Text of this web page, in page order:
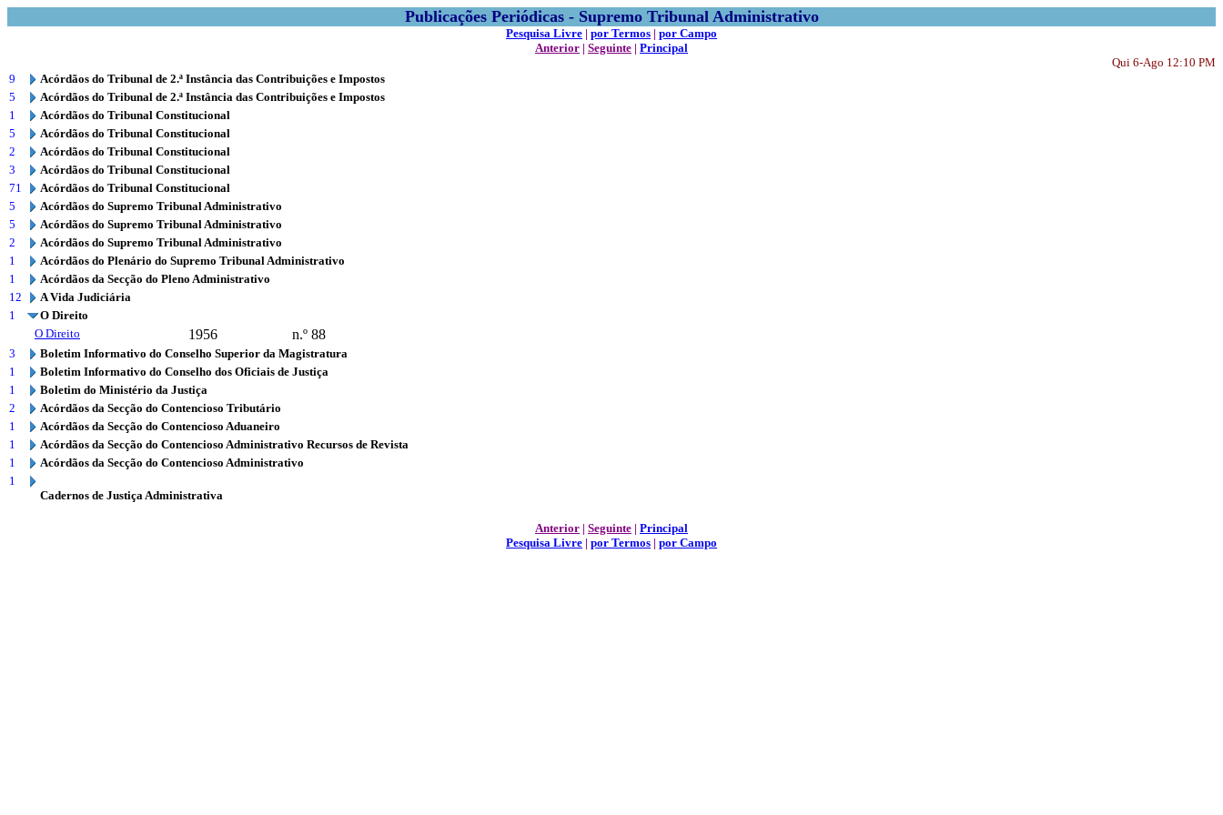
Publicações Periódicas - Supremo Tribunal Administrativo
Pesquisa Livre | por Termos | por Campo
Anterior | Seguinte | Principal
Qui 6-Ago 12:10 PM
9
Acórdãos do Tribunal de 2.ª Instância das Contribuições e Impostos
5
Acórdãos do Tribunal de 2.ª Instância das Contribuições e Impostos
1
Acórdãos do Tribunal Constitucional
5
Acórdãos do Tribunal Constitucional
2
Acórdãos do Tribunal Constitucional
3
Acórdãos do Tribunal Constitucional
71
Acórdãos do Tribunal Constitucional
5
Acórdãos do Supremo Tribunal Administrativo
5
Acórdãos do Supremo Tribunal Administrativo
2
Acórdãos do Supremo Tribunal Administrativo
1
Acórdãos do Plenário do Supremo Tribunal Administrativo
1
Acórdãos da Secção do Pleno Administrativo
12
A Vida Judiciária
1
O Direito
O Direito
1956 n.º 88
3
Boletim Informativo do Conselho Superior da Magistratura
1
Boletim Informativo do Conselho dos Oficiais de Justiça
1
Boletim do Ministério da Justiça
2
Acórdãos da Secção do Contencioso Tributário
1
Acórdãos da Secção do Contencioso Aduaneiro
1
Acórdãos da Secção do Contencioso Administrativo Recursos de Revista
1
Acórdãos da Secção do Contencioso Administrativo
1
Cadernos de Justiça Administrativa
Anterior | Seguinte | Principal
Pesquisa Livre | por Termos | por Campo